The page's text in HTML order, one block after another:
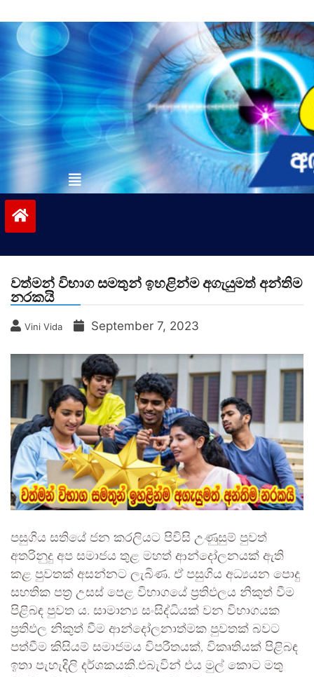
to
contentvinivida.lk
වත්මන් විභාග සමතුන් ඉහළින්ම අගැයුමත් අන්තිම
නරකයි
Vini Vida September 7, 2023
පසුගිය සතියේ ජන කරලියට පිවිසි උණුසුම් පුවත්
අතරිනුදු අප සමාජය තුළ මහත් ආන්දෝලනයක් ඇති
කළ පුවතක් අසන්නට ලැබිණ. ඒ පසුගිය අධ්‍යයන පොදු
සහතික පත්‍ර උසස් පෙළ විභාගයේ ප්‍රතිඵලය නිකුත් වීම
පිළිබඳ පුවත ය. සාමාන්‍ය සංසිද්ධියක් වන විභාගයක
ප්‍රතිඵල නිකුත් වීම ආන්දෝලනාත්මක පුවතක් බවට
පත්වීම කිසියම් සමාජමය විපරීතයක්, විකෘතියක් පිළිබඳ
ඉතා පැහැදිලි දර්ශකයකි.එබැවින් එය මුල් කොට මතු